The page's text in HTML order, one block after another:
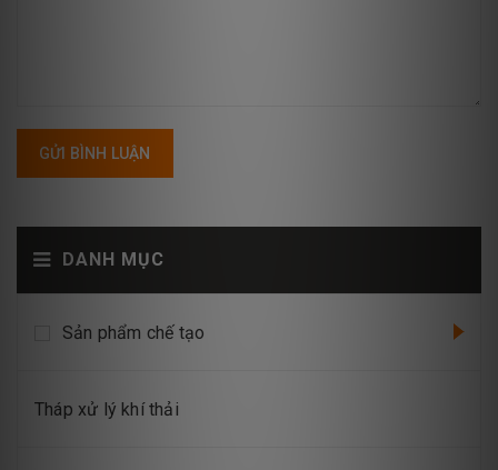
DANH MỤC
Sản phẩm chế tạo
Tháp xử lý khí thải
GỬI BÌNH LUẬN